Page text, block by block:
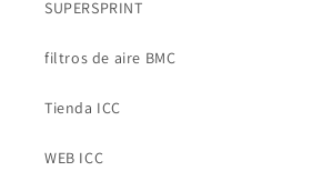
SUPERSPRINT
filtros de aire BMC
Tienda ICC
WEB ICC